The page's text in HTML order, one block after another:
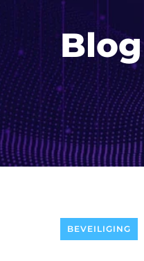
Blog
BEVEILIGING